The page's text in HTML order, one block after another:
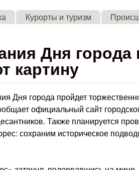
Skip to main
Курорты и туризм
Дня
картину
Дня города пройдет
официальный сайт
Также планируется
сохраним историческое